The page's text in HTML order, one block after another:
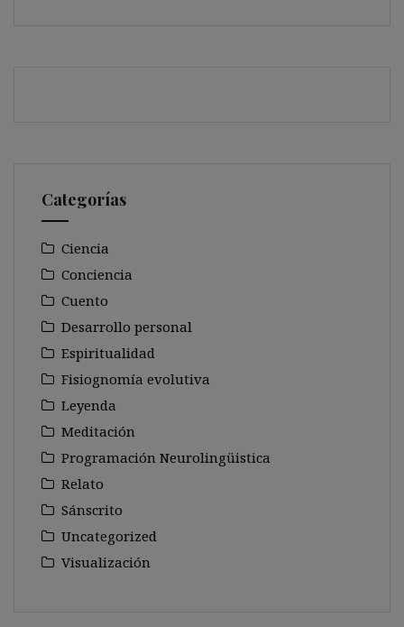
Categorías
Ciencia
Conciencia
Cuento
Desarrollo personal
Espiritualidad
Fisiognomía evolutiva
Leyenda
Meditación
Programación Neurolingüistica
Relato
Sánscrito
Uncategorized
Visualización